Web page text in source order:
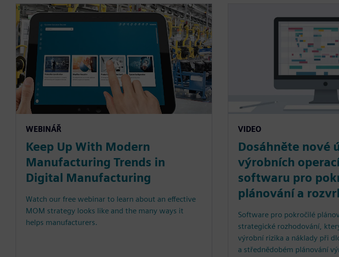
WEBINÁŘ
Keep Up With Modern
Manufacturing Trends in
Digital Manufacturing
Watch our free webinar to learn about an effective
MOM strategy looks like and the many ways it
helps manufacturers.
VIDEO
Dosáhněte nové
výrobních
softwaru pro
plánování a
Software pro pokročilé
strategické rozhodování,
výrobní rizika a náklady při
a střednědobém plánování